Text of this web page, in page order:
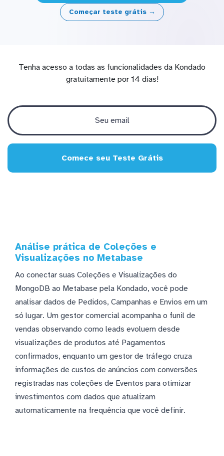
Começar teste grátis →
Tenha acesso a todas as funcionalidades da Kondado
gratuitamente por 14 dias!
Comece seu Teste Grátis
Análise prática de Coleções e
Visualizações no Metabase
Ao conectar suas Coleções e Visualizações do
MongoDB ao Metabase pela Kondado, você pode
analisar dados de Pedidos, Campanhas e Envios em um
só lugar. Um gestor comercial acompanha o funil de
vendas observando como leads evoluem desde
visualizações de produtos até Pagamentos
confirmados, enquanto um gestor de tráfego cruza
informações de custos de anúncios com conversões
registradas nas coleções de Eventos para otimizar
investimentos com dados que atualizam
automaticamente na frequência que você definir.